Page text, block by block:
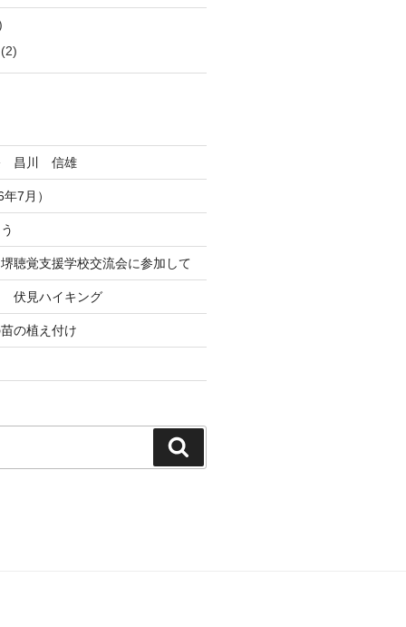
昌川 信雄
7月）
聴覚支援学校交流会に参加して
伏見ハイキング
の植え付け
索